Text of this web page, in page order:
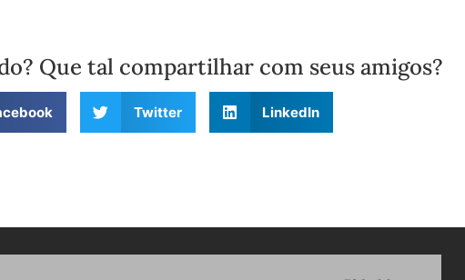
Que tal compartilhar com seus amigos?
Twitter LinkedIn